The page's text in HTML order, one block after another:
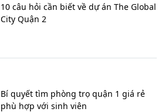
10 câu hỏi cần biết về dự án The Global
City Quận 2
Bí quyết tìm phòng trọ quận 1 giá rẻ
phù hợp với sinh viên